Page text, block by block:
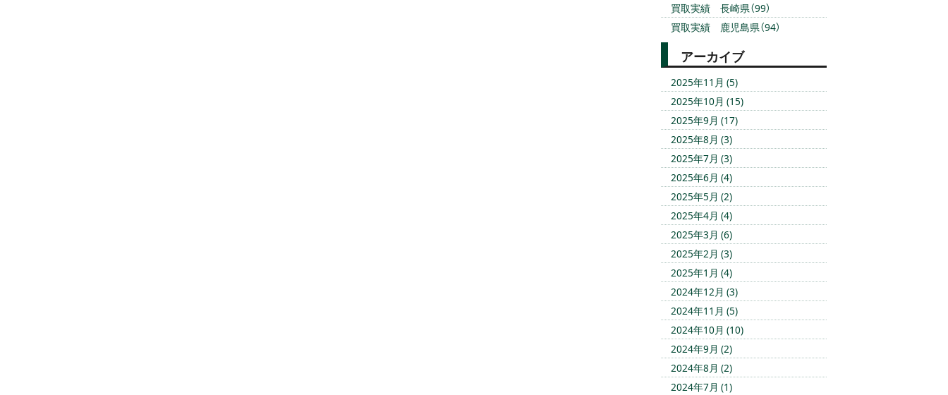
買取実績 長崎県（99）
買取実績 鹿児島県（94）
アーカイブ
2025年11月 (5)
2025年10月 (15)
2025年9月 (17)
2025年8月 (3)
2025年7月 (3)
2025年6月 (4)
2025年5月 (2)
2025年4月 (4)
2025年3月 (6)
2025年2月 (3)
2025年1月 (4)
2024年12月 (3)
2024年11月 (5)
2024年10月 (10)
2024年9月 (2)
2024年8月 (2)
2024年7月 (1)